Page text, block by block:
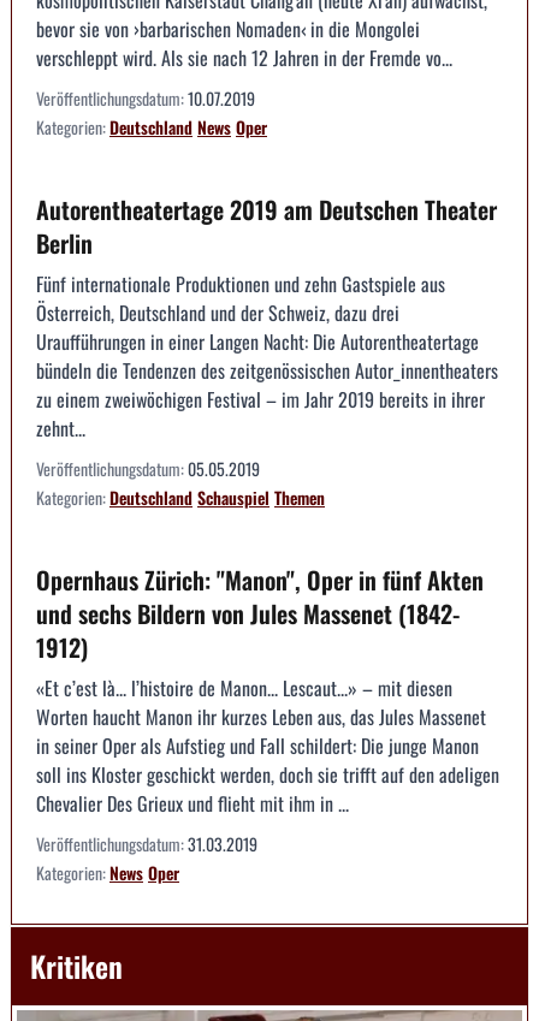
bevor sie von ›barbarischen Nomaden‹ in die Mongolei
verschleppt wird. Als sie nach 12 Jahren in der Fremde vo...
Veröffentlichungsdatum:10.07.2019
Kategorien:DeutschlandNewsOper
Autorentheatertage 2019 am Deutschen Theater
Berlin
Fünf internationale Produktionen und zehn Gastspiele aus
Österreich, Deutschland und der Schweiz, dazu drei
Uraufführungen in einer Langen Nacht: Die Autorentheatertage
bündeln die Tendenzen des zeitgenössischen Autor_innentheaters
zu einem zweiwöchigen Festival – im Jahr 2019 bereits in ihrer
zehnt...
Veröffentlichungsdatum:05.05.2019
Kategorien:DeutschlandSchauspiel Themen
Opernhaus Zürich: "Manon", Oper in fünf Akten
und sechs Bildern von Jules Massenet (1842-
1912)
«Et c’est là... l’histoire de Manon... Lescaut...» – mit diesen
Worten haucht Manon ihr kurzes Leben aus, das Jules Massenet
in seiner Oper als Aufstieg und Fall schildert: Die junge Manon
soll ins Kloster geschickt werden, doch sie trifft auf den adeligen
Chevalier Des Grieux und flieht mit ihm in ...
Veröffentlichungsdatum:31.03.2019
Kategorien:NewsOper
Kritiken